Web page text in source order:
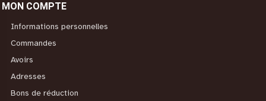
MON COMPTE
Informations personnelles
Commandes
Avoirs
Adresses
Bons de réduction